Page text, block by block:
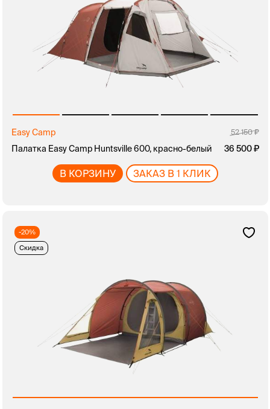
Easy Camp 52 150
Палатка Easy Camp Huntsville 600, красно-белый 36 500
В КОРЗИНУ ЗАКАЗ В 1 КЛИК
-20%
Скидка